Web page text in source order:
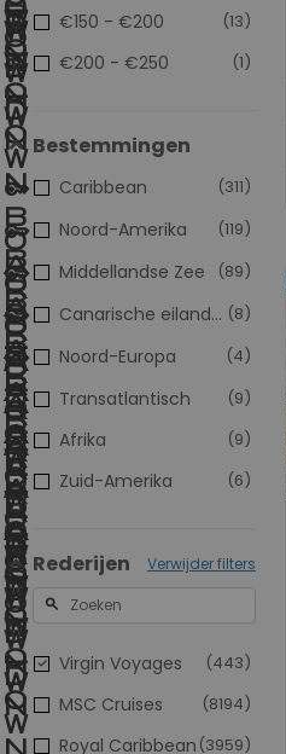
(13)
€150 - €200
(1)
€200 - €250
Bestemmingen
(311)
Caribbean
(119)
Noord-Amerika
(89)
Middellandse Zee
(9)
Transatlantisch
(9)
Afrika
(8)
Canarische eilanden
(6)
Zuid-Amerika
(4)
Noord-Europa
Rederijen Verwijder filters
search
(443)
Virgin Voyages
(8194)
MSC Cruises
(3959)
Royal Caribbean